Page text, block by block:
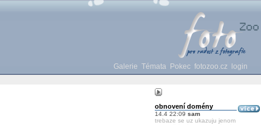
Galerie Témata Pokec fotozoo.cz login
obnovení domény
14.4 22:09 sam
trebaze se uz ukazuju jenom